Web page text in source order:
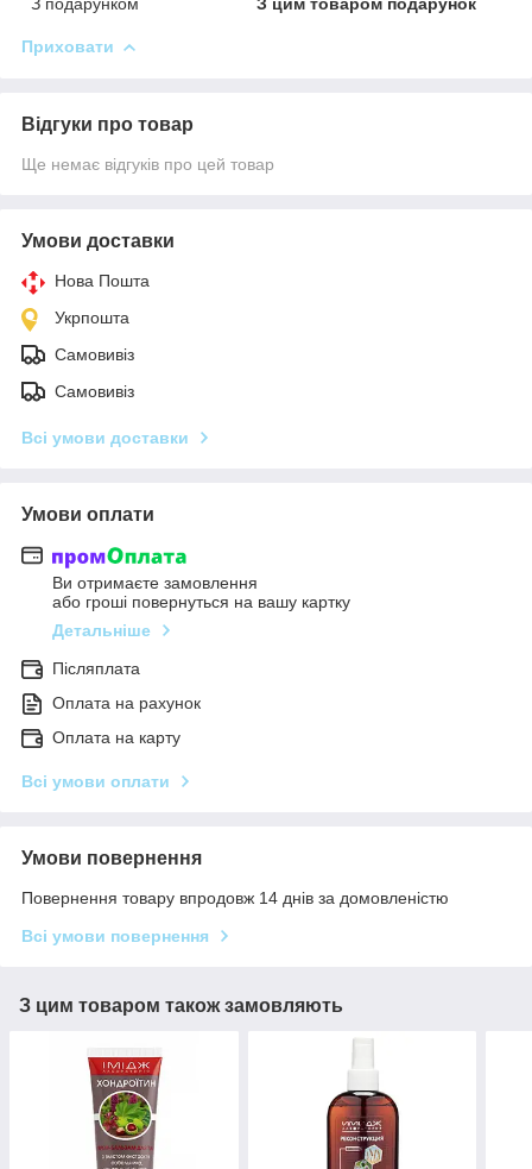
Приховати
Відгуки про товар
Ще немає відгуків про цей товар
Умови доставки
Нова Пошта
Укрпошта
Самовивіз
Самовивіз
Всі умови доставки
Умови оплати
Ви отримаєте замовлення
або гроші повернуться на вашу картку
Детальніше
Післяплата
Оплата на рахунок
Оплата на карту
Всі умови оплати
Умови повернення
Повернення товару впродовж 14 днів за домовленістю
Всі умови повернення
З цим товаром також замовляють